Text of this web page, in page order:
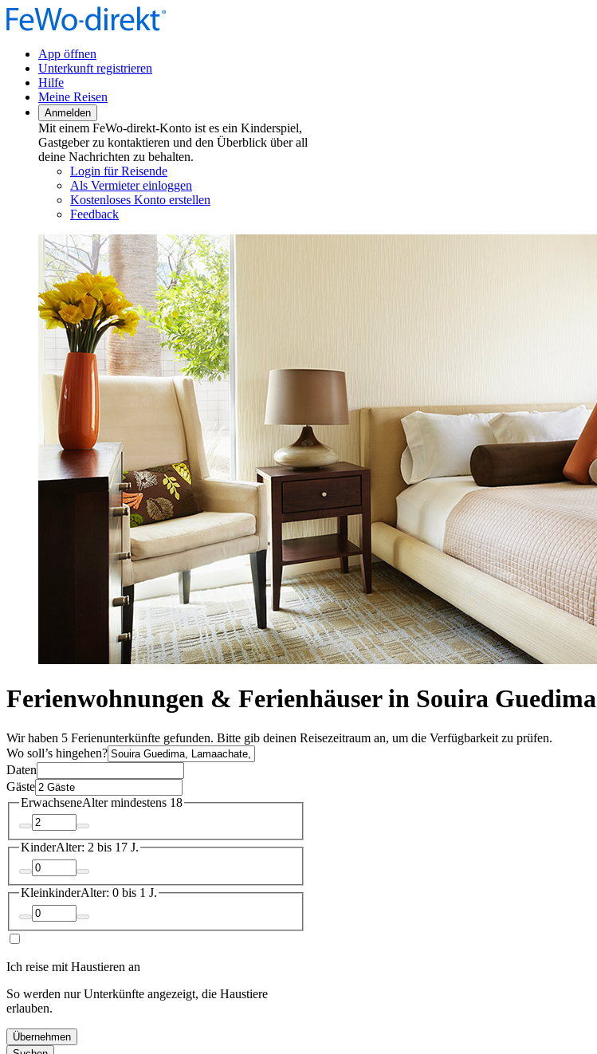
App öffnen
Unterkunft registrieren
Hilfe
Meine Reisen
Anmelden
Mit einem FeWo-direkt-Konto ist es ein Kinderspiel,
Gastgeber zu kontaktieren und den Überblick über all
deine Nachrichten zu behalten.
Login für Reisende
Als Vermieter einloggen
Kostenloses Konto erstellen
Feedback
Ferienwohnungen & Ferienhäuser in Souira Guedima
Wir haben 5 Ferienunterkünfte gefunden. Bitte gib deinen Reisezeitraum an, um die Verfügbarkeit zu prüfen.
Wo soll’s hingehen?
Daten
Gäste
ErwachseneAlter mindestens 18
KinderAlter: 2 bis 17 J.
KleinkinderAlter: 0 bis 1 J.
Ich reise mit Haustieren an
So werden nur Unterkünfte angezeigt, die Haustiere
erlauben.
Übernehmen